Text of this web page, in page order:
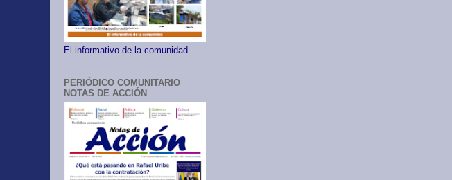
El informativo de la comunidad
PERIÓDICO COMUNITARIO
NOTAS DE ACCIÓN